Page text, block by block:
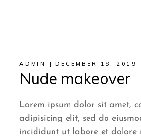
ADMIN DECEMBER 18, 2019
Nude makeover
Lorem ipsum dolor sit amet,
adipisicing elit, sed do
incididunt ut labore et dolore